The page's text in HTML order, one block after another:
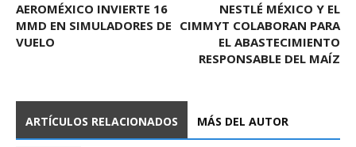
AEROMÉXICO INVIERTE 16
MMD EN SIMULADORES DE
VUELO
NESTLÉ MÉXICO Y EL
CIMMYT COLABORAN PARA
EL ABASTECIMIENTO
RESPONSABLE DEL MAÍZ
ARTÍCULOS RELACIONADOS MÁS DEL AUTOR